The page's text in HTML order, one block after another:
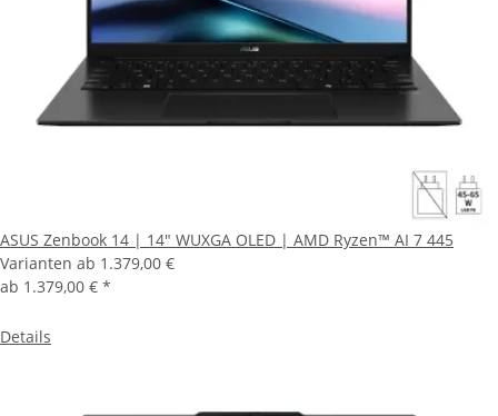
ASUS Zenbook 14 | 14" WUXGA OLED | AMD Ryzen™ AI 7 445
Varianten ab 1.379,00 €
ab 1.379,00 € *
Details